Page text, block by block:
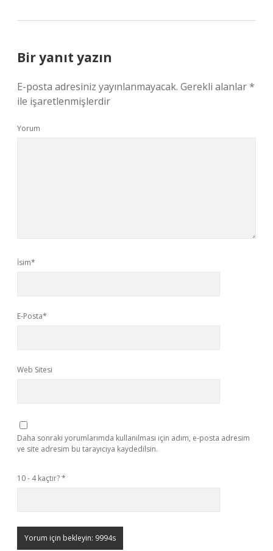
Bir yanıt yazın
E-posta adresiniz yayınlanmayacak. Gerekli alanlar*
ile işaretlenmişlerdir
Yorum
İsim*
E-Posta*
Web Sitesi
Daha sonraki yorumlarımda kullanılması için adım, e-posta adresim
ve site adresim bu tarayıcıya kaydedilsin.
10 - 4 kaçtır?*